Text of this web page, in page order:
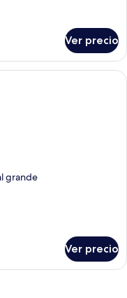
Ver precio
de hotel con cama, sofá,
grande
Ver precio